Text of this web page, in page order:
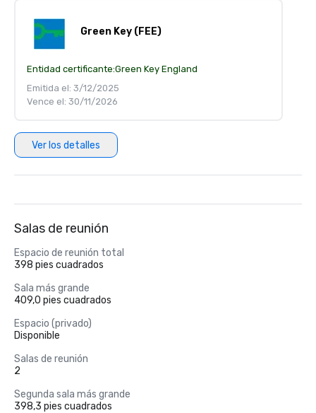
Green Key (FEE)
Entidad certificante:Green Key England
Emitida el: 3/12/2025
Vence el: 30/11/2026
Ver los detalles
Salas de reunión
Espacio de reunión total
398 pies cuadrados
Sala más grande
409,0 pies cuadrados
Espacio (privado)
Disponible
Salas de reunión
2
Segunda sala más grande
398,3 pies cuadrados